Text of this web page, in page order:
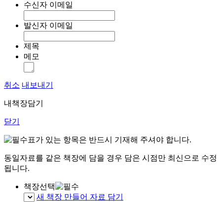
수신자 이메일
발신자 이메일
제목
메모
취소 내보내기
내책장담기
닫기
표가 있는 항목은 반드시 기재해 주셔야 합니다.
동일자료를 같은 책장에 담을 경우 담은 시점만 최신으로 수정
됩니다.
책장선택
새 책장 만들어 자료 담기